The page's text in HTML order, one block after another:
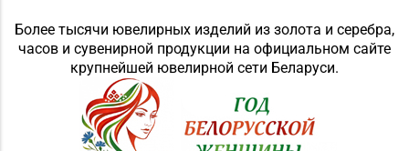
Более тысячи ювелирных изделий из золота и серебра,
часов и сувенирной продукции на официальном сайте
крупнейшей ювелирной сети Беларуси.